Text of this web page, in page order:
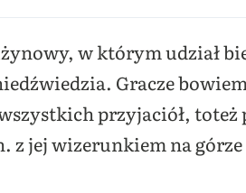
w którym udział
Gracze
przyjaciół, toteż
z jej wizerunkiem na